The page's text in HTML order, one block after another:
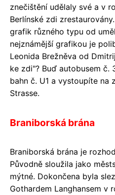
znečištění udělaly své a v
Berlínské zdi
grafik různého typu od
nejznámější grafikou je
Leonida Brežněva od
ke zdi"? Buď autobusem č.
bahn č. U1 a vystoupíte na
Strasse.
Braniborská brána
Braniborská brána je
Původně sloužila jako
mýtné. Dokončena byla
Gothardem Langhansem v